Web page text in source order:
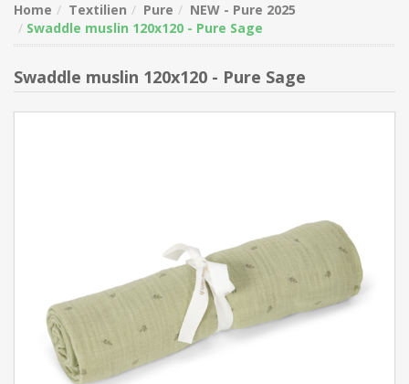
Home Textilien Pure
NEW - Pure 2025
Swaddle muslin 120x120 - Pure Sage
Swaddle muslin 120x120 - Pure Sage